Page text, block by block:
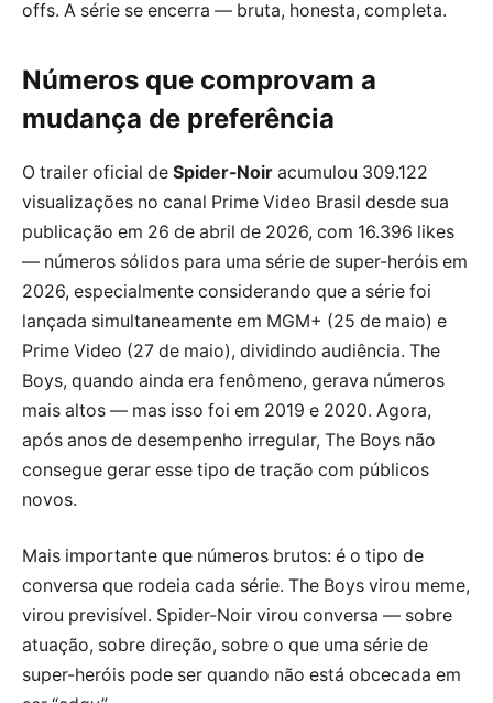
offs. A série se encerra — bruta, honesta, completa.
Números que comprovam a
mudança de preferência
O trailer oficial de Spider-Noir acumulou 309.122
visualizações no canal Prime Video Brasil desde sua
publicação em 26 de abril de 2026, com 16.396 likes
— números sólidos para uma série de super-heróis em
2026, especialmente considerando que a série foi
lançada simultaneamente em MGM+ (25 de maio) e
Prime Video (27 de maio), dividindo audiência. The
Boys, quando ainda era fenômeno, gerava números
mais altos — mas isso foi em 2019 e 2020. Agora,
após anos de desempenho irregular, The Boys não
consegue gerar esse tipo de tração com públicos
novos.
Mais importante que números brutos: é o tipo de
conversa que rodeia cada série. The Boys virou meme,
virou previsível. Spider-Noir virou conversa — sobre
atuação, sobre direção, sobre o que uma série de
super-heróis pode ser quando não está obcecada em